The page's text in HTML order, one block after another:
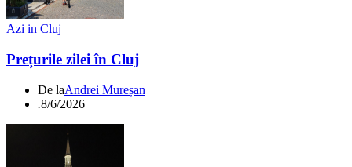
Azi in Cluj
Prețurile zilei în Cluj
De laAndrei Mureșan
.8/6/2026